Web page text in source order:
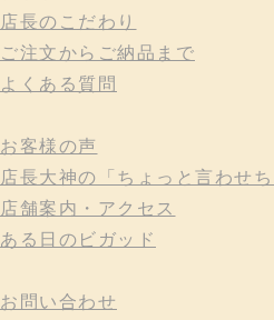
店長のこだわり
ご注文からご納品まで
よくある質問
お客様の声
店長大神の「ちょっと言わせち
店舗案内・アクセス
ある日のビガッド
お問い合わせ